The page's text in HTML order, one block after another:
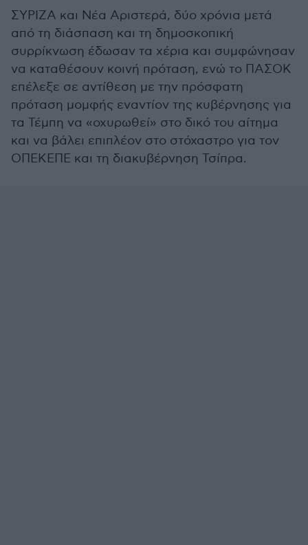
ΣΥΡΙΖΑ και Νέα Αριστερά, δύο χρόνια μετά
από τη διάσπαση και τη δημοσκοπική
συρρίκνωση έδωσαν τα χέρια και συμφώνησαν
να καταθέσουν κοινή πρόταση, ενώ το ΠΑΣΟΚ
επέλεξε σε αντίθεση με την πρόσφατη
πρόταση μομφής εναντίον της κυβέρνησης για
τα Τέμπη να «οχυρωθεί» στο δικό του αίτημα
και να βάλει επιπλέον στο στόχαστρο για τον
ΟΠΕΚΕΠΕ και τη διακυβέρνηση Τσίπρα.